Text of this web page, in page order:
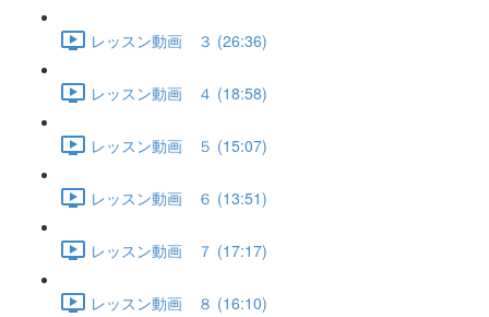
レッスン動画 ３ (26:36)
レッスン動画 ４ (18:58)
レッスン動画 ５ (15:07)
レッスン動画 ６ (13:51)
レッスン動画 ７ (17:17)
レッスン動画 ８ (16:10)